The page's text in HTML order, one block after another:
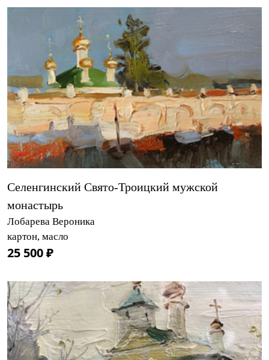
Селенгинский Свято-Троицкий мужской
монастырь
Лобарева Вероника
картон, масло
25 500 ₽